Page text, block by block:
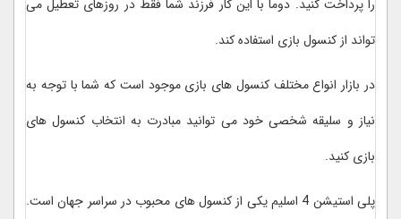
را پرداخت کنید. دوما با این کار فرزند شما فقط در روزهای تعطیل می
تواند از کنسول بازی استفاده کند.
در بازار انواع مختلف کنسول های بازی موجود است که شما با توجه به
نیاز و سلیقه شخصی خود می توانید مبادرت به انتخاب کنسول های
بازی کنید.
پلی استیشن 4 اسلیم یکی از کنسول های محبوب در سراسر جهان است.